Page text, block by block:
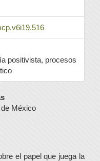
positivista, procesos
México
el papel que juega la